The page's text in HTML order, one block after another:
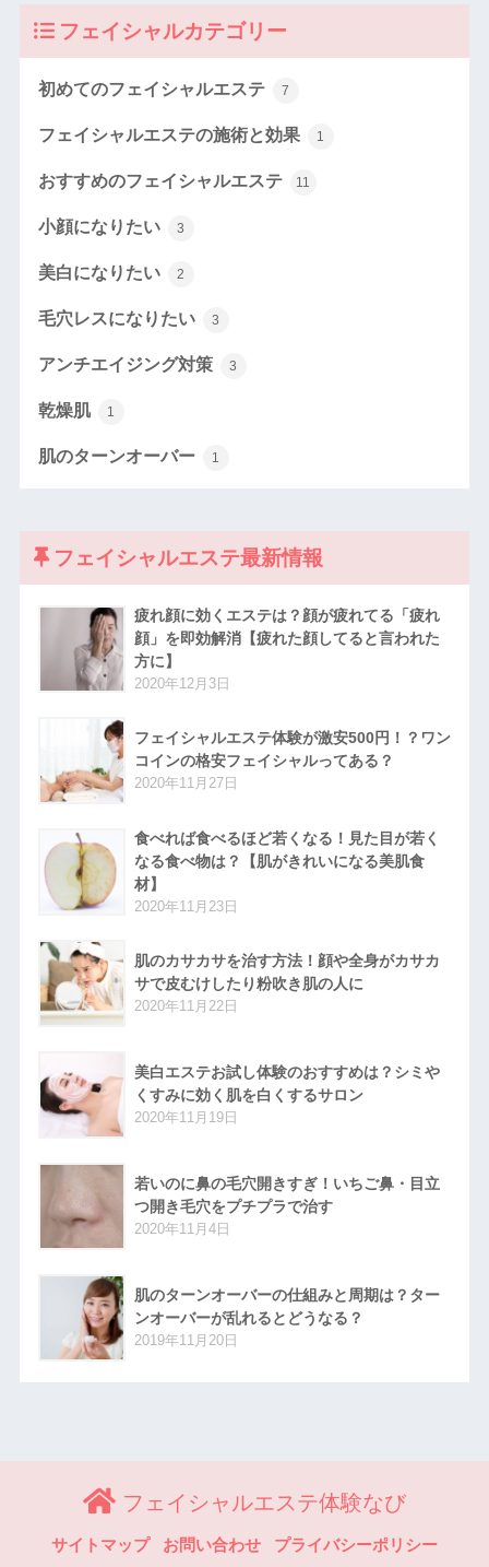
フェイシャルカテゴリー
初めてのフェイシャルエステ 7
フェイシャルエステの施術と効果 1
おすすめのフェイシャルエステ 11
小顔になりたい 3
美白になりたい 2
毛穴レスになりたい 3
アンチエイジング対策 3
乾燥肌 1
肌のターンオーバー 1
フェイシャルエステ最新情報
疲れ顔に効くエステは？顔が疲れてる「疲れ
顔」を即効解消【疲れた顔してると言われた
方に】
2020年12月3日
フェイシャルエステ体験が激安500円！？ワン
コインの格安フェイシャルってある？
2020年11月27日
食べれば食べるほど若くなる！見た目が若く
なる食べ物は？【肌がきれいになる美肌食
材】
2020年11月23日
肌のカサカサを治す方法！顔や全身がカサカ
サで皮むけしたり粉吹き肌の人に
2020年11月22日
美白エステお試し体験のおすすめは？シミや
くすみに効く肌を白くするサロン
2020年11月19日
若いのに鼻の毛穴開きすぎ！いちご鼻・目立
つ開き毛穴をプチプラで治す
2020年11月4日
肌のターンオーバーの仕組みと周期は？ター
ンオーバーが乱れるとどうなる？
2019年11月20日
フェイシャルエステ体験なび
サイトマップ お問い合わせ プライバシーポリシー